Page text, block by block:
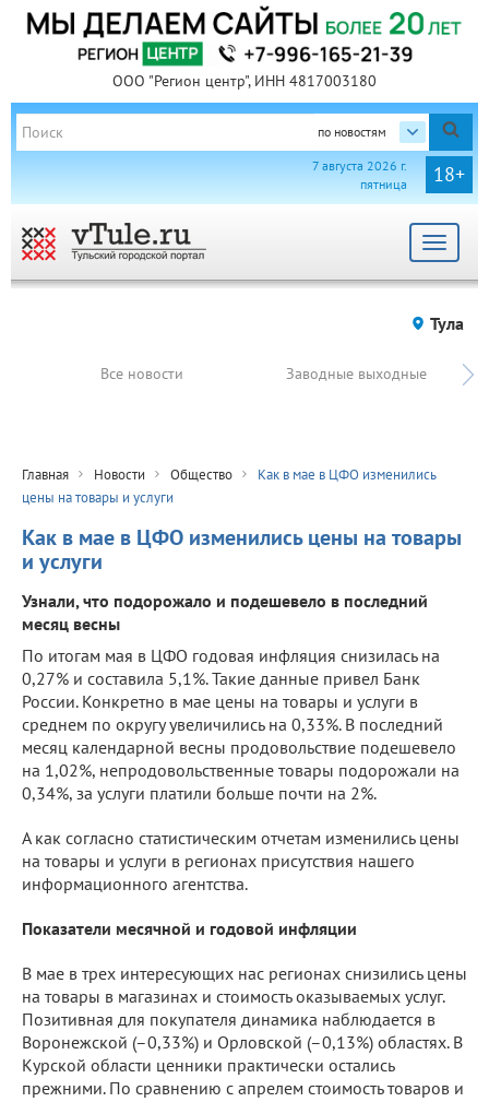
ООО "Регион центр", ИНН 4817003180
по новостям
18+
7 августа 2026 г.
пятница
Toggle
Тула
Все новости Заводные выходные
Главная Новости Общество
Как в мае в ЦФО изменились
цены на товары и услуги
Как в мае в ЦФО изменились цены на товары
и услуги
Узнали, что подорожало и подешевело в последний
месяц весны
По итогам мая в ЦФО годовая инфляция снизилась на
0,27% и составила 5,1%. Такие данные привел Банк
России. Конкретно в мае цены на товары и услуги в
среднем по округу увеличились на 0,33%. В последний
месяц календарной весны продовольствие подешевело
на 1,02%, непродовольственные товары подорожали на
0,34%, за услуги платили больше почти на 2%.
А как согласно статистическим отчетам изменились цены
на товары и услуги в регионах присутствия нашего
информационного агентства.
Показатели месячной и годовой инфляции
В мае в трех интересующих нас регионах снизились цены
на товары в магазинах и стоимость оказываемых услуг.
Позитивная для покупателя динамика наблюдается в
Воронежской (–0,33%) и Орловской (–0,13%) областях. В
Курской области ценники практически остались
прежними. По сравнению с апрелем стоимость товаров и